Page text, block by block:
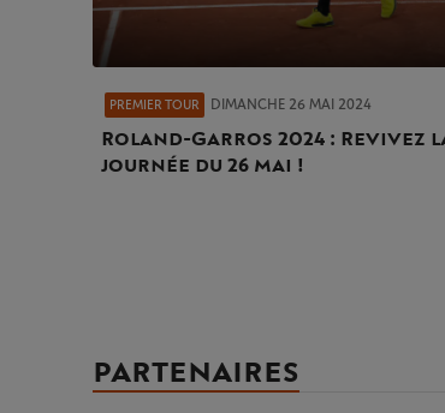
PREMIER TOUR DIMANCHE 26 MAI 2024
Roland-Garros 2024 : Revivez
journée du 26 mai !
PARTENAIRES